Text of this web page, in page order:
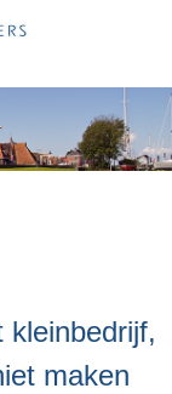
kleinbedrijf,
maken